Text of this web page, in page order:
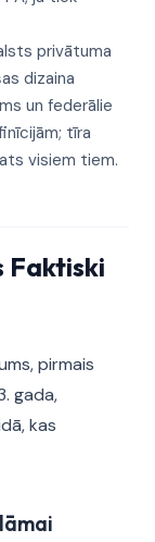
privātuma
dizaina
un federālie
tīra
visiem tiem.
Faktiski
pirmais
gada,
kas